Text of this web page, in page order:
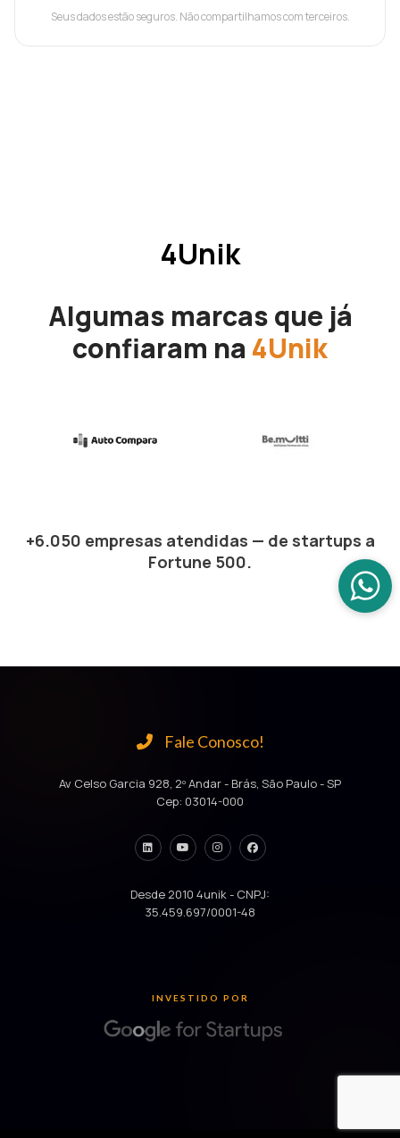
Seus dados estão seguros. Não compartilhamos com terceiros.
4Unik
Algumas marcas que já
confiaram na 4Unik
+6.050 empresas atendidas — de startups a
Fortune 500.
Fale Conosco!
Av Celso Garcia 928, 2º Andar - Brás, São Paulo - SP
Cep: 03014-000
Desde 2010 4unik - CNPJ:
35.459.697/0001-48
INVESTIDO POR